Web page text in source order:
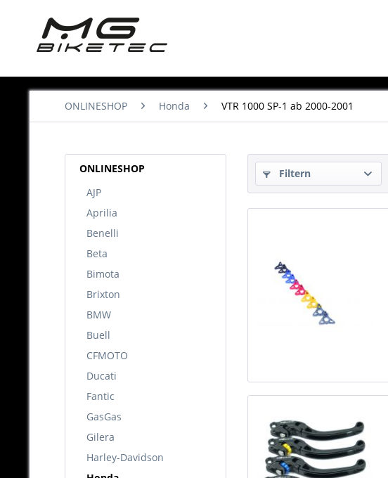
ONLINESHOP Honda VTR 1000 SP-1 ab 2000-2001
ONLINESHOP
AJP
Aprilia
Benelli
Beta
Bimota
Brixton
BMW
Buell
CFMOTO
Ducati
Fantic
GasGas
Gilera
Harley-Davidson
Filtern